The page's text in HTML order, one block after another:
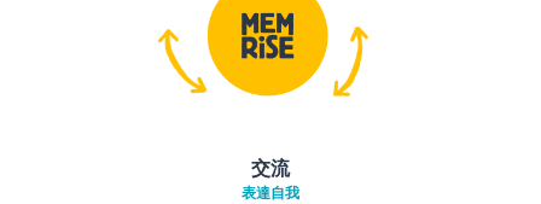
交流
表達自我